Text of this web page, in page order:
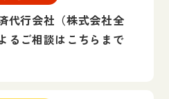
代行会社（株式会社全
るご相談はこちらまで